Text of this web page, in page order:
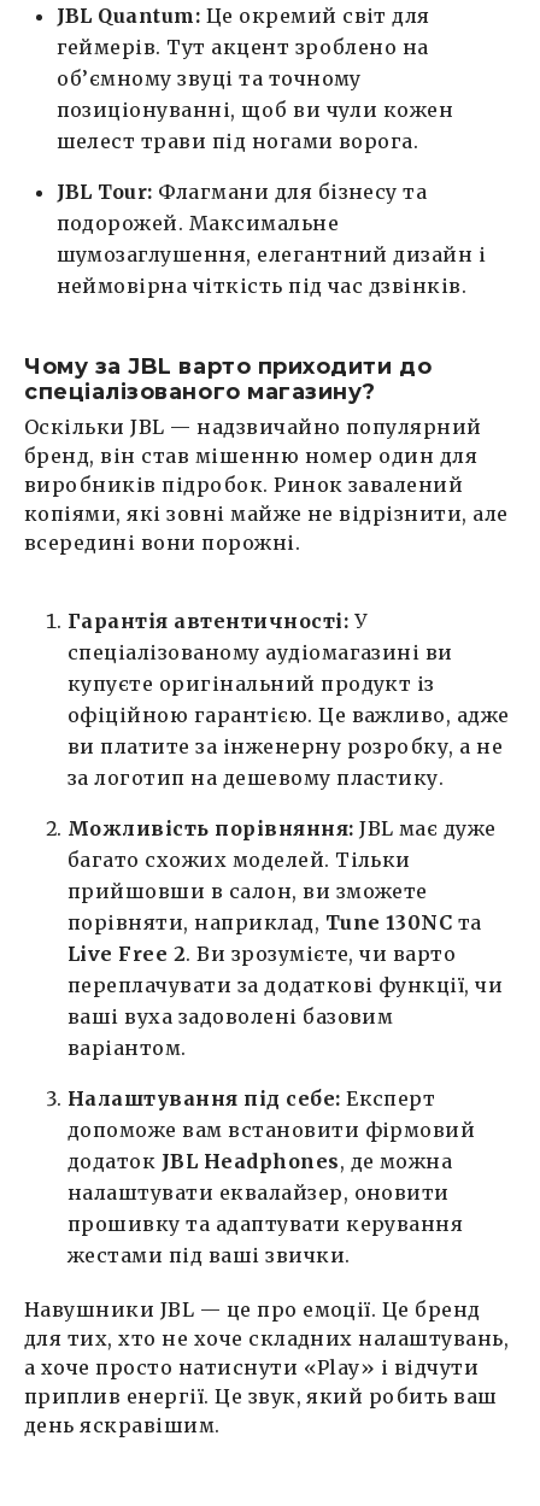
JBL Quantum: Це окремий світ для
геймерів. Тут акцент зроблено на
об’ємному звуці та точному
позиціонуванні, щоб ви чули кожен
шелест трави під ногами ворога.
JBL Tour: Флагмани для бізнесу та
подорожей. Максимальне
шумозаглушення, елегантний дизайн і
неймовірна чіткість під час дзвінків.
Чому за JBL варто приходити до
спеціалізованого магазину?
Оскільки JBL — надзвичайно популярний
бренд, він став мішенню номер один для
виробників підробок. Ринок завалений
копіями, які зовні майже не відрізнити, але
всередині вони порожні.
Гарантія автентичності: У
спеціалізованому аудіомагазині ви
купуєте оригінальний продукт із
офіційною гарантією. Це важливо, адже
ви платите за інженерну розробку, а не
за логотип на дешевому пластику.
Можливість порівняння: JBL має дуже
багато схожих моделей. Тільки
прийшовши в салон, ви зможете
порівняти, наприклад, Tune 130NC та
Live Free 2. Ви зрозумієте, чи варто
переплачувати за додаткові функції, чи
ваші вуха задоволені базовим
варіантом.
Налаштування під себе: Експерт
допоможе вам встановити фірмовий
додаток JBL Headphones, де можна
налаштувати еквалайзер, оновити
прошивку та адаптувати керування
жестами під ваші звички.
Навушники JBL — це про емоції. Це бренд
для тих, хто не хоче складних налаштувань,
а хоче просто натиснути «Play» і відчути
приплив енергії. Це звук, який робить ваш
день яскравішим.